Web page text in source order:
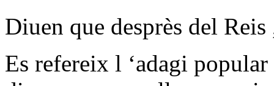
Diuen que desprès del
Es refereix l ‘adagi